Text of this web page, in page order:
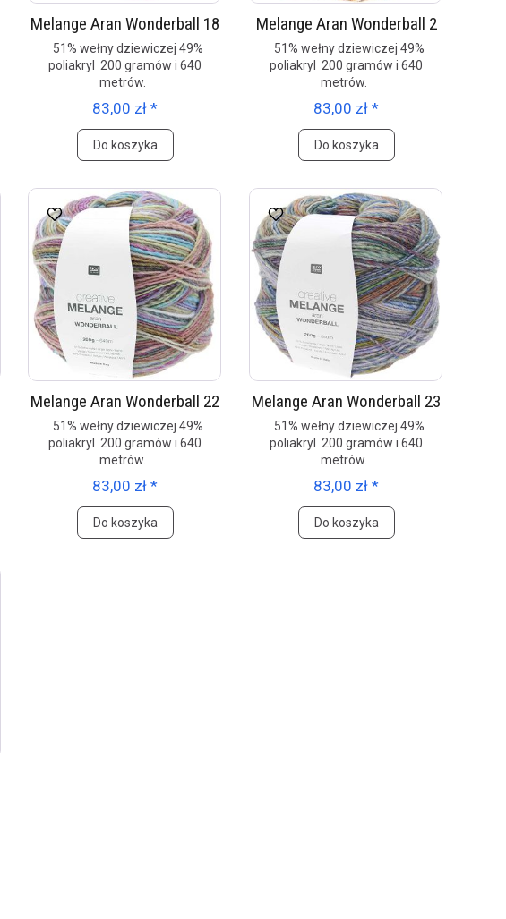
Melange Aran Wonderball 18
51% wełny dziewiczej 49%
poliakryl 200 gramów i 640
metrów.
83,00 zł *
Do koszyka
Melange Aran Wonderball 2
51% wełny dziewiczej 49%
poliakryl 200 gramów i 640
metrów.
83,00 zł *
Do koszyka
Melange Aran Wonderball 22
51% wełny dziewiczej 49%
poliakryl 200 gramów i 640
metrów.
83,00 zł *
Do koszyka
Melange Aran Wonderball 23
51% wełny dziewiczej 49%
poliakryl 200 gramów i 640
metrów.
83,00 zł *
Do koszyka